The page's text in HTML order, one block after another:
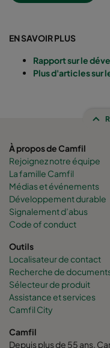
EN SAVOIR PLUS
Rapport sur le
Plus d'articles sur
À propos de Camfil
Rejoignez notre équipe
La famille Camfil
Médias et événements
Développement durable
Signalement d’abus
Code of conduct
Outils
Localisateur de contact
Recherche de
Sélecteur de produit
Assistance et services
Camfil City
Camfil
Depuis plus de 55 ans,